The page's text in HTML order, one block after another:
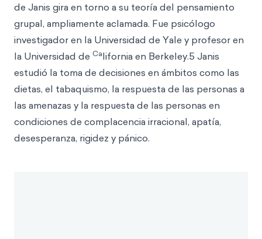
de Janis gira en torno a su teoría del pensamiento
grupal, ampliamente aclamada. Fue psicólogo
investigador en la Universidad de Yale y profesor en
la Universidad de California en Berkeley.5 Janis
estudió la toma de decisiones en ámbitos como las
dietas, el tabaquismo, la respuesta de las personas a
las amenazas y la respuesta de las personas en
condiciones de complacencia irracional, apatía,
desesperanza, rigidez y pánico.